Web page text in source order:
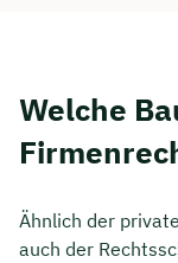
Welche
Ähnlich der
auch der